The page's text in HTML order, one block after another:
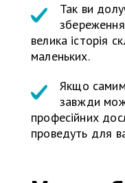
Так ви
збереження
велика історія
маленьких.
Якщо самим
завжди
професійних
проведуть для